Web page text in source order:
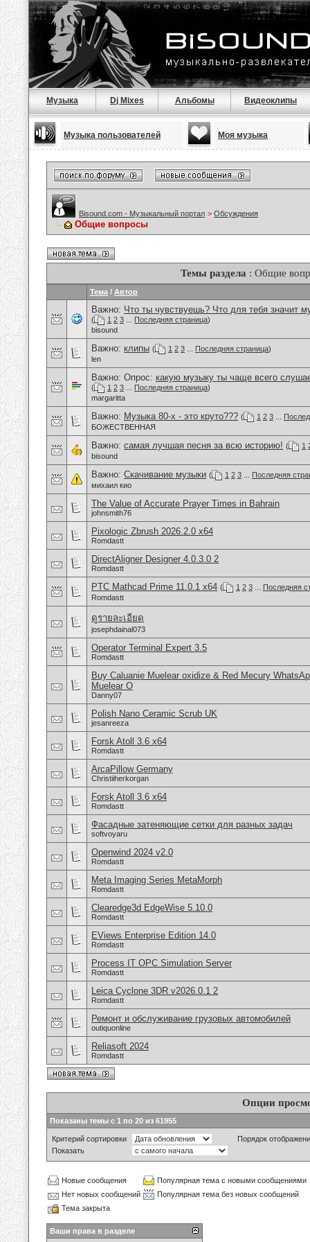
Музыка Dj Mixes Альбомы Видеоклипы
Музыка пользователей Моя музыка
Bisound.com - Музыкальный портал > Обсуждения
Общие вопросы
Темы раздела : Общие
Тема / Автор
Важно: Что ты чувствуешь? Что для тебя значит
( 1 2 3 Последняя страница)
bisound
Важно: клипы ( 1 2 3 Последняя страница)
len
Важно: Опрос: какую музыку ты чаще всего
( 1 2 3 Последняя страница)
margaritta
Важно: Музыка 80-х - это круто??? ( 1 2 3
БОЖЕСТВЕННАЯ
Важно: самая лучшая песня за всю историю! ( 1
bisound
Важно: Скачивание музыки ( 1 2 3
Последняя
михаил кио
The Value of Accurate Prayer Times in Bahrain
johnsmith76
Pixologic Zbrush 2026.2.0 x64
Romdastt
DirectAligner Designer 4.0.3.0 2
Romdastt
PTC Mathcad Prime 11.0.1 x64 ( 1 2 3
Последняя
Romdastt
ดูรายละเอียด
josephdainal073
Operator Terminal Expert 3.5
Romdastt
Buy Caluanie Muelear oxidize & Red Mecury
Muelear O
Danny07
Polish Nano Ceramic Scrub UK
jesanreeza
Forsk Atoll 3.6 x64
Romdastt
ArcaPillow Germany
Christiiherkorgan
Forsk Atoll 3.6 x64
Romdastt
Фасадные затеняющие сетки для разных задач
softvoyaru
Openwind 2024 v2.0
Romdastt
Meta Imaging Series MetaMorph
Romdastt
Clearedge3d EdgeWise 5.10.0
Romdastt
EViews Enterprise Edition 14.0
Romdastt
Process IT OPC Simulation Server
Romdastt
Leica Cyclone 3DR v2026.0.1 2
Romdastt
Ремонт и обслуживание грузовых автомобилей
outiquonline
Reliasoft 2024
Romdastt
Опции
Показаны темы с 1 по 20 из 61955
Критерий сортировки
Порядок
Показать
Новые сообщения
Популярная тема с новыми сообщениями
Нет новых сообщений
Популярная тема без новых сообщений
Тема закрыта
Ваши права в разделе